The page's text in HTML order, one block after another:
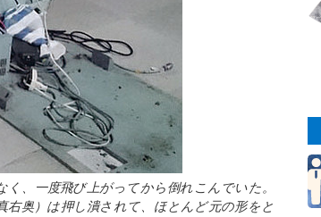
、一度飛び上がってから倒れこんでいた。
奥）は押し潰されて、ほとんど元の形をと